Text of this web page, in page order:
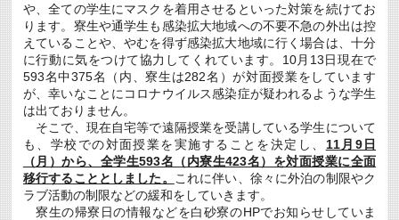
や、全ての学生にマスクを着用させるといった対策を続けてお
ります。寮生や通学生も感染拡大地域への不要不急の外出は控
えていることや、やむを得ず感染拡大地域に行く場合は、十分
に行動に気をつけて協力してくれています。10月13日現在で
593名中375名（内、寮生は282名）が対面授業をしています
が、幸いなことにコロナウイルス感染症が疑われるような学生
は出ておりません。
そこで、現在自宅等で遠隔授業を受講している学生について
も、学校での対面授業を実施することを決定し、 11月9日
（月）から、全学生593名（内寮生423名）を対面授業に全面
移行することとしました。
これに伴い、徐々に外泊の制限やク
ラブ活動の制限などの緩和をしていきます。
寮生の帰寮日の情報などを白砂寮のHPでお知らせしていま